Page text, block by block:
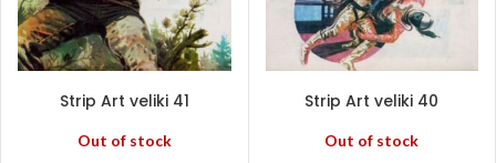
Strip Art veliki 41
Out of stock
Strip Art veliki 40
Out of stock